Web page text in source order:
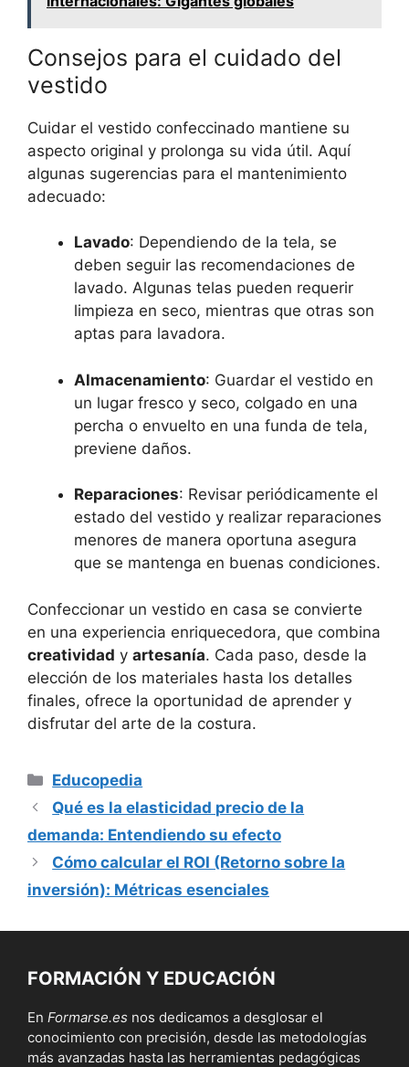
Consejos para el cuidado del
vestido
Cuidar el vestido confeccinado mantiene su
aspecto⁤ original y prolonga su vida útil. Aquí
algunas sugerencias ​para ‌el‍ mantenimiento
adecuado:
Lavado: Dependiendo de la tela, se
deben seguir las recomendaciones de
lavado. Algunas telas⁣ pueden requerir
limpieza en seco, mientras que otras son
aptas​ para lavadora.
Almacenamiento: Guardar el vestido en
un lugar fresco y seco, colgado en ⁣una
percha o envuelto en una funda de tela,
previene daños.
Reparaciones: Revisar periódicamente el
estado del vestido y ⁢realizar reparaciones
menores de manera oportuna asegura
que se mantenga en buenas condiciones.
Confeccionar un vestido en casa se convierte
en una‍ experiencia enriquecedora, que combina
creatividad y artesanía. Cada paso, desde la
elección de los materiales ‍hasta los detalles
finales, ofrece la oportunidad de aprender y
disfrutar del arte ⁣de la costura.
Categorías
Educopedia
Qué es la elasticidad precio de la
demanda: Entendiendo su efecto
Cómo calcular el ROI (Retorno sobre la
inversión): Métricas esenciales
FORMACIÓN Y EDUCACIÓN
En Formarse.es nos dedicamos a desglosar el
conocimiento con precisión, desde las metodologías
más avanzadas hasta las herramientas pedagógicas